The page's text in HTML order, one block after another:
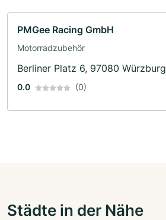
PMGee Racing GmbH
Motorradzubehör
Berliner Platz 6, 97080 Würzburg
0.0 (0)
Städte in der Nähe